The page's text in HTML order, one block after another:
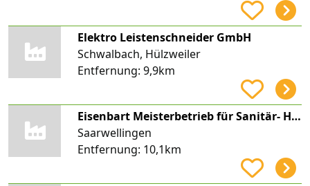
Elektro Leistenschneider GmbH
Schwalbach, Hülzweiler
Entfernung: 9,9km
Eisenbart Meisterbetrieb für Sanitär- Heizungs- und Klimatechnik
Saarwellingen
Entfernung: 10,1km